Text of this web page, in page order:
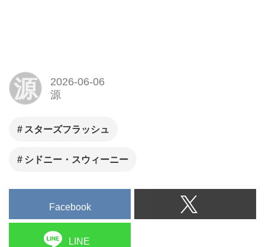
源
2026-06-06
源
スターズフラッシュ
シドニー・スウィーニー
Facebook
LINE